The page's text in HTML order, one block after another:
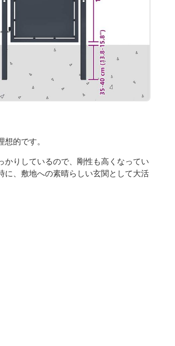
的です。
りしているので、剛性も高くなってい
に、敷地への素晴らしい玄関として大活